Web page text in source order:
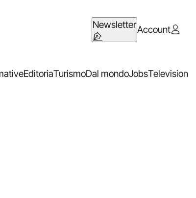
NewsletterAccount
EditoriaTurismoDal mondoJobsTelevision